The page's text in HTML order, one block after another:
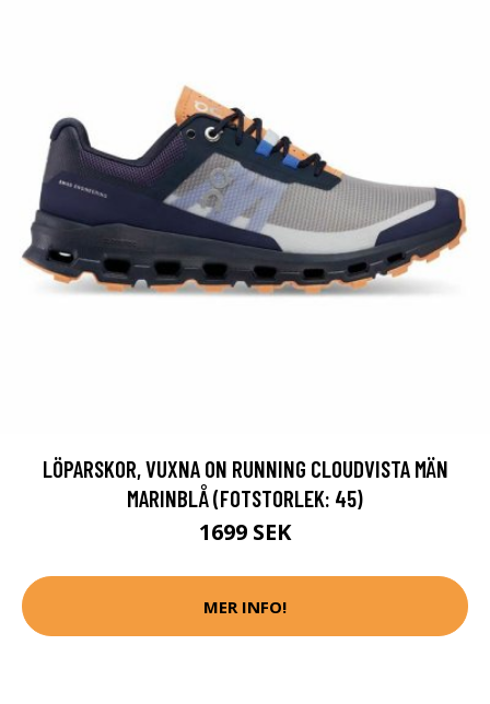
LÖPARSKOR, VUXNA ON RUNNING CLOUDVISTA MÄN
MARINBLÅ (FOTSTORLEK: 45)
1699 SEK
MER INFO!